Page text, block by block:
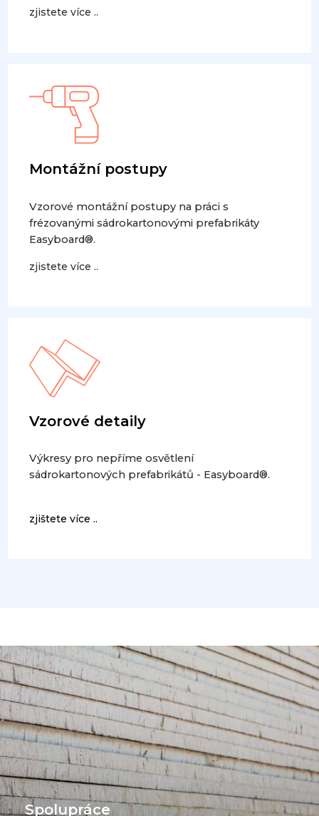
zjistete více ..
Montážní postupy
Vzorové montážní postupy na práci s
frézovanými sádrokartonovými prefabrikáty
Easyboard®.
zjistete více ..
Vzorové detaily
Výkresy pro nepříme osvětlení
sádrokartonových prefabrikátů - Easyboard®.
zjištete více ..
Spolupráce